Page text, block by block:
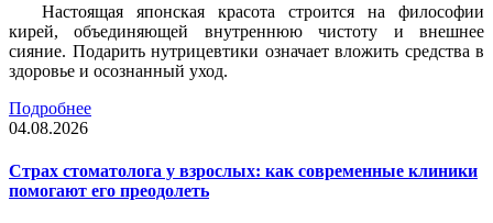
Настоящая японская красота строится на философии
кирей, объединяющей внутреннюю чистоту и внешнее
сияние. Подарить нутрицевтики означает вложить средства в
здоровье и осознанный уход.
Подробнее
04.08.2026
Страх стоматолога у взрослых: как современные клиники
помогают его преодолеть